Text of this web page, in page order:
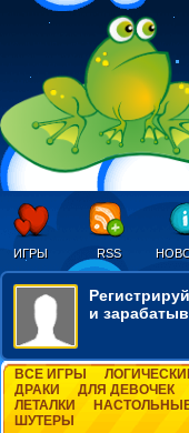
ИГРЫ RSS
и
ВСЕ ИГРЫ
ДРАКИ
ДЛЯ ДЕВОЧЕК
ЛЕТАЛКИ
ШУТЕРЫ